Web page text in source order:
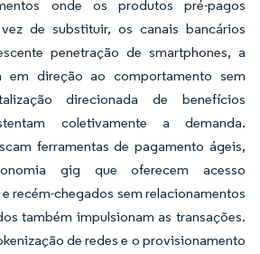
onde os produtos pré-pagos
de substituir, os canais bancários
penetração de smartphones, a
em direção ao comportamento sem
direcionada de benefícios
coletivamente a demanda.
ferramentas de pagamento ágeis,
gig que oferecem acesso
recém-chegados sem relacionamentos
também impulsionam as transações.
de redes e o provisionamento